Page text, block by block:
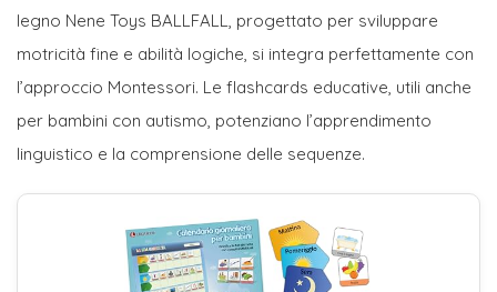
legno Nene Toys BALLFALL, progettato per sviluppare
motricità fine e abilità logiche, si integra perfettamente con
l’approccio Montessori. Le flashcards educative, utili anche
per bambini con autismo, potenziano l’apprendimento
linguistico e la comprensione delle sequenze.